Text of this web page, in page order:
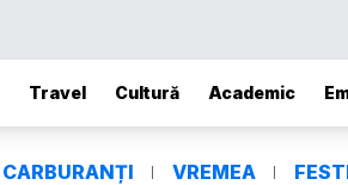
Travel Cultură Academic
CARBURANȚI VREMEA